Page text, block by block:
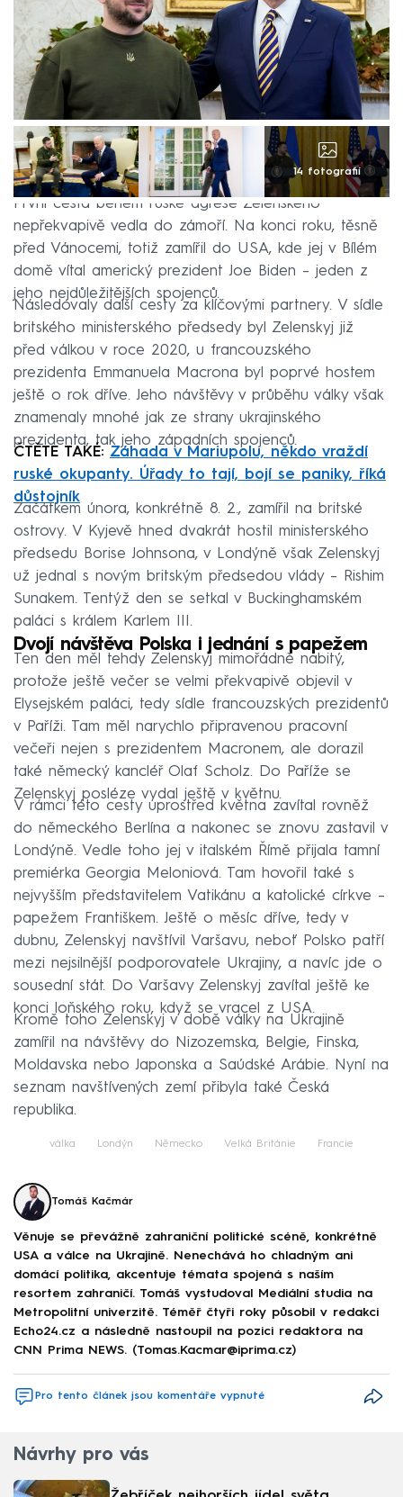
14 fotografií
První cesta během ruské agrese Zelenského
nepřekvapivě vedla do zámoří. Na konci roku, těsně
před Vánocemi, totiž zamířil do USA, kde jej v Bílém
domě vítal americký prezident Joe Biden – jeden z
jeho nejdůležitějších spojenců.
Následovaly další cesty za klíčovými partnery. V sídle
britského ministerského předsedy byl Zelenskyj již
před válkou v roce 2020, u francouzského
prezidenta Emmanuela Macrona byl poprvé hostem
ještě o rok dříve. Jeho návštěvy v průběhu války však
znamenaly mnohé jak ze strany ukrajinského
prezidenta, tak jeho západních spojenců.
ČTĚTE TAKÉ: Záhada v Mariupolu, někdo vraždí
ruské okupanty. Úřady to tají, bojí se paniky, říká
důstojník
Začátkem února, konkrétně 8. 2., zamířil na britské
ostrovy. V Kyjevě hned dvakrát hostil ministerského
předsedu Borise Johnsona, v Londýně však Zelenskyj
už jednal s novým britským předsedou vlády – Rishim
Sunakem. Tentýž den se setkal v Buckinghamském
paláci s králem Karlem III.
Dvojí návštěva Polska i jednání s papežem
Ten den měl tehdy Zelenskyj mimořádně nabitý,
protože ještě večer se velmi překvapivě objevil v
Elysejském paláci, tedy sídle francouzských prezidentů
v Paříži. Tam měl narychlo připravenou pracovní
večeři nejen s prezidentem Macronem, ale dorazil
také německý kancléř Olaf Scholz. Do Paříže se
Zelenskyj posléze vydal ještě v květnu.
V rámci této cesty uprostřed května zavítal rovněž
do německého Berlína a nakonec se znovu zastavil v
Londýně. Vedle toho jej v italském Římě přijala tamní
premiérka Georgia Meloniová. Tam hovořil také s
nejvyšším představitelem Vatikánu a katolické církve –
papežem Františkem. Ještě o měsíc dříve, tedy v
dubnu, Zelenskyj navštívil Varšavu, neboť Polsko patří
mezi nejsilnější podporovatele Ukrajiny, a navíc jde o
sousední stát. Do Varšavy Zelenskyj zavítal ještě ke
konci loňského roku, když se vracel z USA.
Kromě toho Zelenskyj v době války na Ukrajině
zamířil na návštěvy do Nizozemska, Belgie, Finska,
Moldavska nebo Japonska a Saúdské Arábie. Nyní na
seznam navštívených zemí přibyla také Česká
republika.
válka Londýn Německo Velká Británie Francie
Tomáš Kačmár
Věnuje se převážně zahraniční politické scéně, konkrétně
USA a válce na Ukrajině. Nenechává ho chladným ani
domácí politika, akcentuje témata spojená s naším
resortem zahraničí. Tomáš vystudoval Mediální studia na
Metropolitní univerzitě. Téměř čtyři roky působil v redakci
Echo24.cz a následně nastoupil na pozici redaktora na
CNN Prima NEWS. (Tomas.Kacmar@iprima.cz)
Pro tento článek jsou komentáře vypnuté
Návrhy pro vás